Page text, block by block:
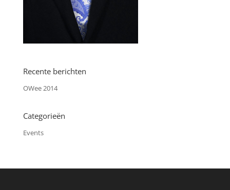
Recente berichten
OWee 2014
Categorieën
Events